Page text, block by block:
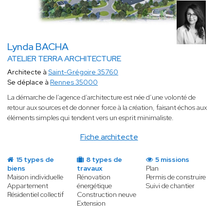
Lynda BACHA
ATELIER TERRA ARCHITECTURE
Fiche architecte
Architecte à Saint-Grégoire 35760
Se déplace à Rennes 35000
La démarche de l’agence d’architecture est née d’une volonté de
retour aux sources et de donner force à la création, faisant échos aux
éléments simples qui tendent vers un esprit minimaliste.
15 types de
biens
Maison individuelle
Appartement
Résidentiel collectif
8 types de
travaux
Rénovation
énergétique
Construction neuve
Extension
5 missions
Plan
Permis de construire
Suivi de chantier